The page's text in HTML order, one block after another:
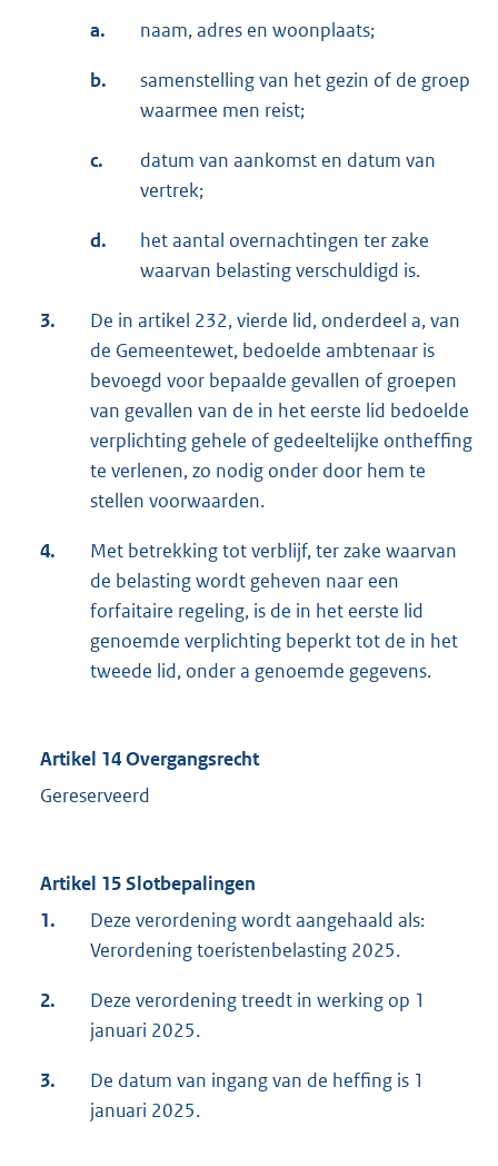
a. naam, adres en woonplaats;
b.
samenstelling van het gezin of de groep
waarmee men reist;
c.
datum van aankomst en datum van
vertrek;
d.
het aantal overnachtingen ter zake
waarvan belasting verschuldigd is.
3.
De in artikel 232, vierde lid, onderdeel a, van
de Gemeentewet, bedoelde ambtenaar is
bevoegd voor bepaalde gevallen of groepen
van gevallen van de in het eerste lid bedoelde
verplichting gehele of gedeeltelijke ontheffing
te verlenen, zo nodig onder door hem te
stellen voorwaarden.
4.
Met betrekking tot verblijf, ter zake waarvan
de belasting wordt geheven naar een
forfaitaire regeling, is de in het eerste lid
genoemde verplichting beperkt tot de in het
tweede lid, onder a genoemde gegevens.
Artikel 14 Overgangsrecht
Gereserveerd
Artikel 15 Slotbepalingen
1.
Deze verordening wordt aangehaald als:
Verordening toeristenbelasting 2025.
2.
Deze verordening treedt in werking op 1
januari 2025.
3.
De datum van ingang van de heffing is 1
januari 2025.